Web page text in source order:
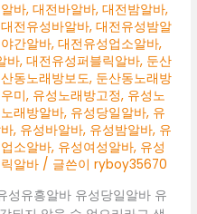
바,대전바알바,대전밤알바,
대전유성바알바,대전유성밤알
간알바,대전유성업소알바,
바,대전유성퍼블릭알바, 둔산
동노래방보도, 둔산동노래방
미, 유성노래방고정, 유성노
래방알바, 유성당일알바, 유
, 유성바알바, 유성밤알바, 유
소알바, 유성여성알바, 유성
알바 / 글쓴이ryboy35670
성유흥알바 유성당일알바 유